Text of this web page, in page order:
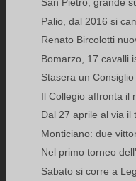
San Pietro, grande
Palio, dal 2016 si
Renato Bircolotti
Bomarzo, 17 cavalli
Stasera un
Il Collegio affronta il
Dal 27 aprile al via il
Monticiano: due
Nel primo torneo
Sabato si corre a